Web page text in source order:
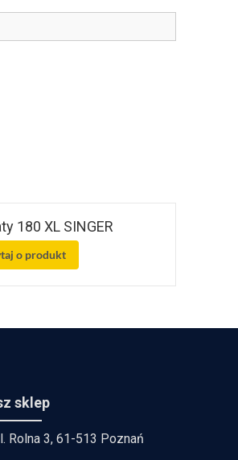
180 XL SINGER
o produkt
sklep
Rolna 3, 61-513 Poznań